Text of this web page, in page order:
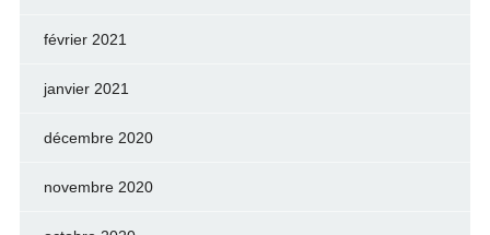
février 2021
janvier 2021
décembre 2020
novembre 2020